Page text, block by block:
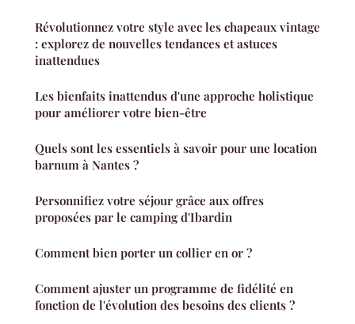
Révolutionnez votre style avec les chapeaux vintage
: explorez de nouvelles tendances et astuces
inattendues
Les bienfaits inattendus d'une approche holistique
pour améliorer votre bien-être
Quels sont les essentiels à savoir pour une location
barnum à Nantes ?
Personnifiez votre séjour grâce aux offres
proposées par le camping d'Ibardin
Comment bien porter un collier en or ?
Comment ajuster un programme de fidélité en
fonction de l'évolution des besoins des clients ?